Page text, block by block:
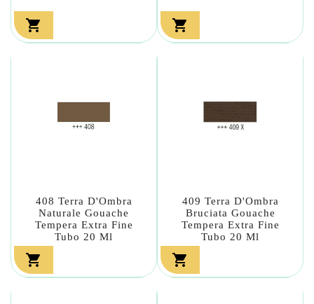
 
408 Terra D'Ombra
Naturale Gouache
Tempera Extra Fine
Tubo 20 Ml

409 Terra D'Ombra
Bruciata Gouache
Tempera Extra Fine
Tubo 20 Ml
